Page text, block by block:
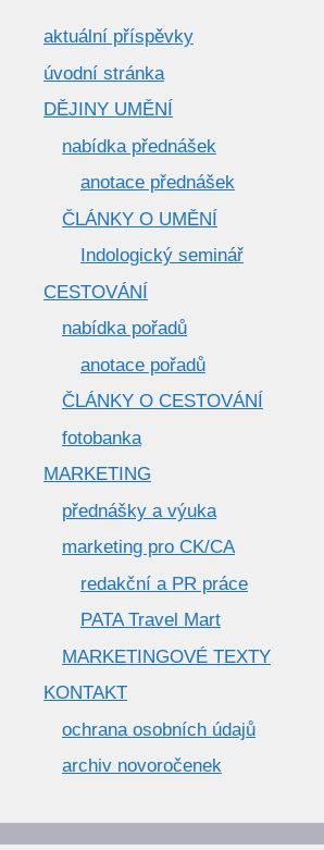
aktuální příspěvky
úvodní stránka
DĚJINY UMĚNÍ
nabídka přednášek
anotace přednášek
ČLÁNKY O UMĚNÍ
Indologický seminář
CESTOVÁNÍ
nabídka pořadů
anotace pořadů
ČLÁNKY O CESTOVÁNÍ
fotobanka
MARKETING
přednášky a výuka
marketing pro CK/CA
redakční a PR práce
PATA Travel Mart
MARKETINGOVÉ TEXTY
KONTAKT
ochrana osobních údajů
archiv novoročenek